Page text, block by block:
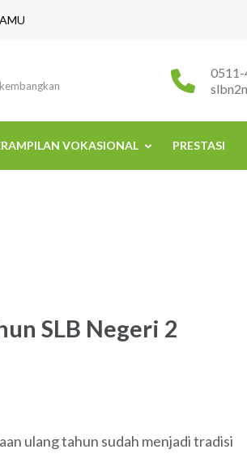
VOKASIONAL PRESTASI
SLB Negeri 2
ulang tahun sudah menjadi tradisi